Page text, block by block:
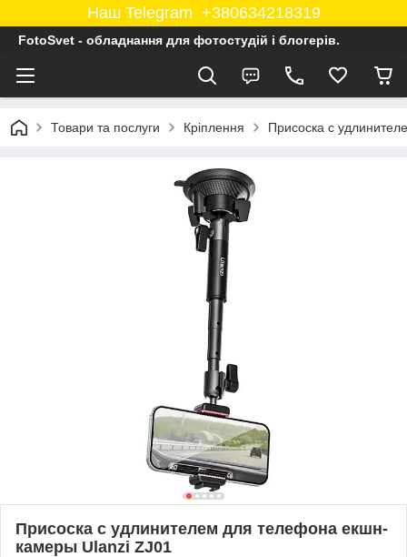
Наш Telegram +380634218319
FotoSvet - обладнання для фотостудій і блогерів.
Товари та послуги Кріплення Присоска с
Присоска с удлинителем для телефона екшн-
камеры Ulanzi ZJ01